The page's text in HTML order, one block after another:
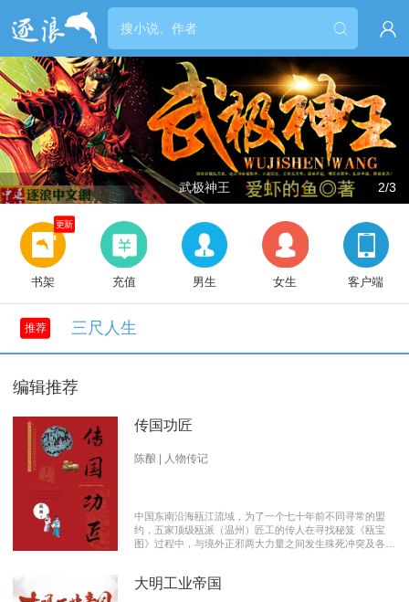
 
武极神王 2/3
书架
更新
充值 男生 女生 客户端
推荐 三尺人生
编辑推荐
传国功匠
陈酿 | 人物传记
中国东南沿海瓯江流域，为了一个七十年前不同寻常的盟
约，五家顶级瓯派（温州）匠工的传人在寻找秘笈《瓯宝
图》过程中，与境外正邪两大力量之间发生殊死冲突及各派
推介、2019扬子江原创网络文学大赛特别奖 【主要故事线
大明工业帝国